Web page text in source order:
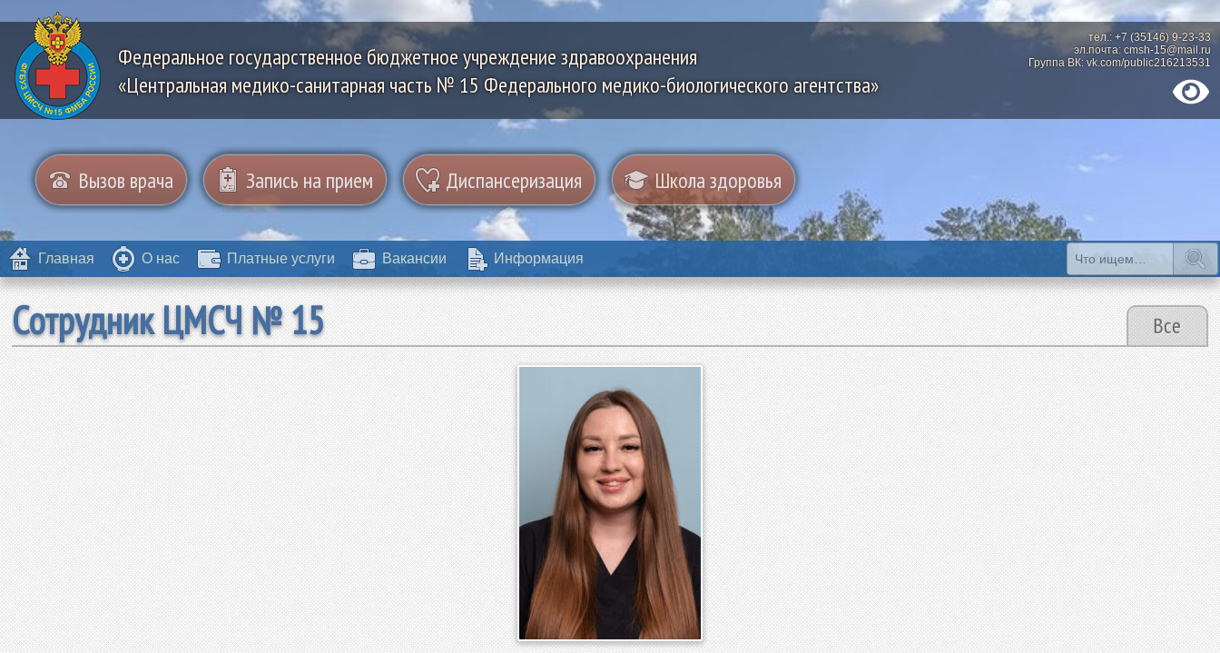
Федеральное государственное бюджетное учреждение здравоохранения
«Центральная медико-санитарная часть № 15 Федерального медико-биологического агентства»
тел.: +7 (35146) 9-23-33
эл.почта: cmsh-15@mail.ru
Группа ВК: vk.com/public216213531
Вызов врача Запись на прием Диспансеризация Школа здоровья
Главная О нас Платные услуги Вакансии Информация
Сотрудник ЦМСЧ № 15 Все